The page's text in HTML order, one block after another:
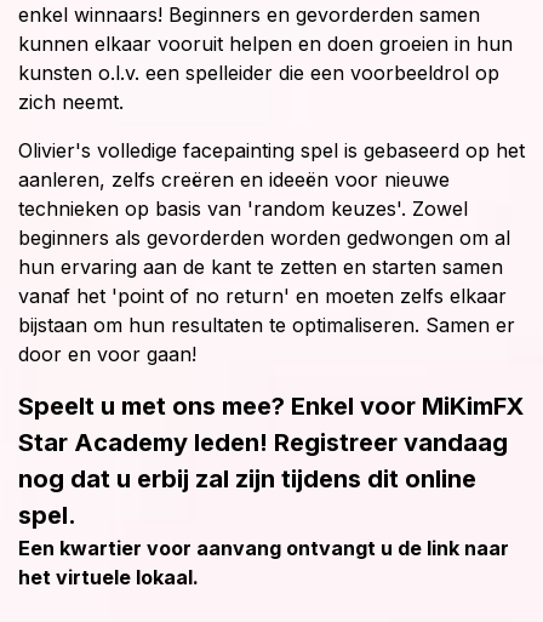
enkel winnaars! Beginners en gevorderden samen
kunnen elkaar vooruit helpen en doen groeien in hun
kunsten o.l.v. een spelleider die een voorbeeldrol op
zich neemt.
Olivier's volledige facepainting spel is gebaseerd op het
aanleren, zelfs creëren en ideeën voor nieuwe
technieken op basis van 'random keuzes'. Zowel
beginners als gevorderden worden gedwongen om al
hun ervaring aan de kant te zetten en starten samen
vanaf het 'point of no return' en moeten zelfs elkaar
bijstaan om hun resultaten te optimaliseren. Samen er
door en voor gaan!
Speelt u met ons mee? Enkel voor MiKimFX
Star Academy leden! Registreer vandaag
nog dat u erbij zal zijn tijdens dit online
spel.
Een kwartier voor aanvang ontvangt u de link naar
het virtuele lokaal.